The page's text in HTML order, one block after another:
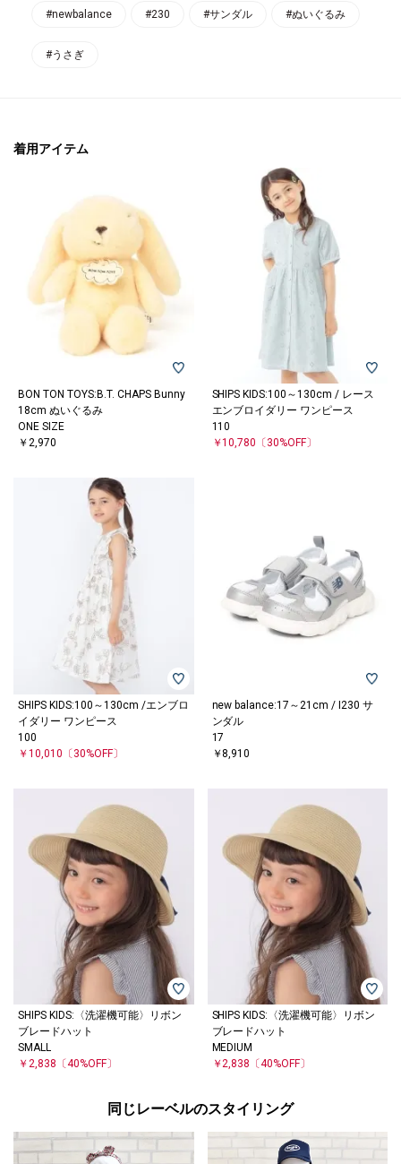
#newbalance #230 #サンダル #ぬいぐるみ
#うさぎ
着用アイテム
BON TON TOYS:B.T. CHAPS Bunny
18cm ぬいぐるみ
ONE SIZE
￥2,970
SHIPS KIDS:100～130cm / レース
エンブロイダリー ワンピース
110
￥10,780 〔30%OFF〕
SHIPS KIDS:100～130cm /エンブロ
イダリー ワンピース
100
￥10,010 〔30%OFF〕
new balance:17～21cm / I230 サ
ンダル
17
￥8,910
SHIPS KIDS:〈洗濯機可能〉リボン
ブレードハット
SMALL
￥2,838 〔40%OFF〕
SHIPS KIDS:〈洗濯機可能〉リボン
ブレードハット
MEDIUM
￥2,838 〔40%OFF〕
同じレーベルのスタイリング